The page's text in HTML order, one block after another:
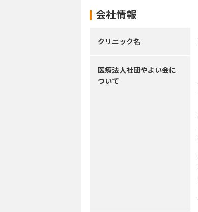
会社情報
クリニック名
医療法人社団やよい会に
ついて